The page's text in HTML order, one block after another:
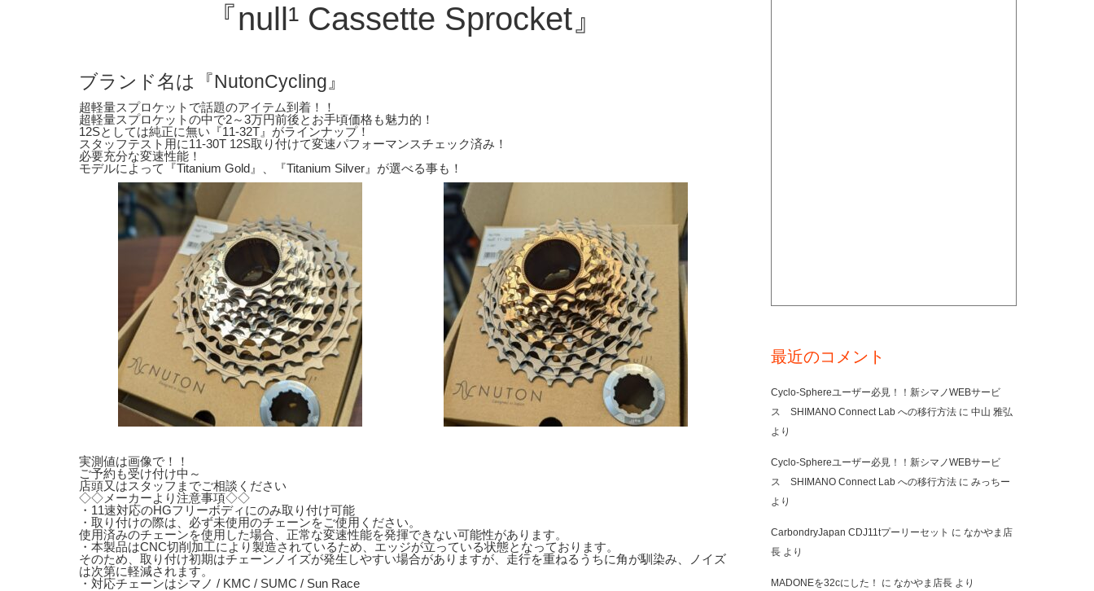
『null¹ Cassette Sprocket』
ブランド名は『NutonCycling』
超軽量スプロケットで話題のアイテム到着！！
超軽量スプロケットの中で2～3万円前後とお手頃価格も魅力的！
12Sとしては純正に無い『11-32T』がラインナップ！
スタッフテスト用に11-30T 12S取り付けて変速パフォーマンスチェック済み！
必要充分な変速性能！
モデルによって『Titanium Gold』、『Titanium Silver』が選べる事も！
実測値は画像で！！
ご予約も受け付け中～
店頭又はスタッフまでご相談ください
◇◇メーカーより注意事項◇◇
・11速対応のHGフリーボディにのみ取り付け可能
・取り付けの際は、必ず未使用のチェーンをご使用ください。
使用済みのチェーンを使用した場合、正常な変速性能を発揮できない可能性があります。
・本製品はCNC切削加工により製造されているため、エッジが立っている状態となっております。
そのため、取り付け初期はチェーンノイズが発生しやすい場合がありますが、走行を重ねるうちに角が馴染み、ノイズ
は次第に軽減されます。
・対応チェーンはシマノ / KMC / SUMC / Sun Race
最近のコメント
Cyclo-Sphereユーザー必見！！新シマノWEBサービ
ス SHIMANO Connect Lab への移行方法 に 中山 雅弘
より
Cyclo-Sphereユーザー必見！！新シマノWEBサービ
ス SHIMANO Connect Lab への移行方法 に みっちー
より
CarbondryJapan CDJ11tプーリーセット に なかやま店
長 より
MADONEを32cにした！ に なかやま店長 より